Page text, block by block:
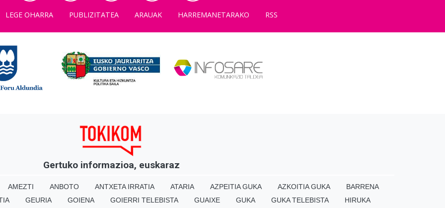
LEGE OHARRA PUBLIZITATEA ARAUAK HARREMANETARAKO RSS
Gertuko informazioa, euskaraz
AMEZTI ANBOTO ANTXETA IRRATIA ATARIA AZPEITIA GUKA AZKOITIA GUKA
BARRENA
GEURIA GOIENA GOIERRI TELEBISTA GUAIXE GUKA GUKA TELEBISTA HIRUKA